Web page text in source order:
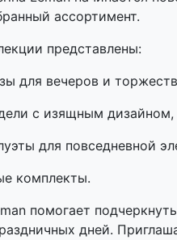
ассортимент.
представлены:
для вечеров и
с изящным дизайном,
для повседневной
комплекты.
помогает
дней.